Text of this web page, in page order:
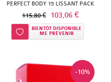
PERFECT BODY 15 LISSANT PACK
115,80 € 103,06 €
Ajouter à ma liste d’envie
BIENTÔT DISPONIBLE
ME PRÉVENIR
-10%